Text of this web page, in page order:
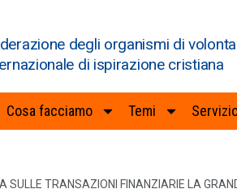
degli organismi di
di ispirazione cristiana
Cosa facciamo Temi
SULLE TRANSAZIONI FINANZIARIE LA